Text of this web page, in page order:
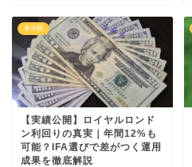
未分類
【実績公開】ロイヤルロンド
ン利回りの真実｜年間12%も
可能？IFA選びで差がつく運用
成果を徹底解説